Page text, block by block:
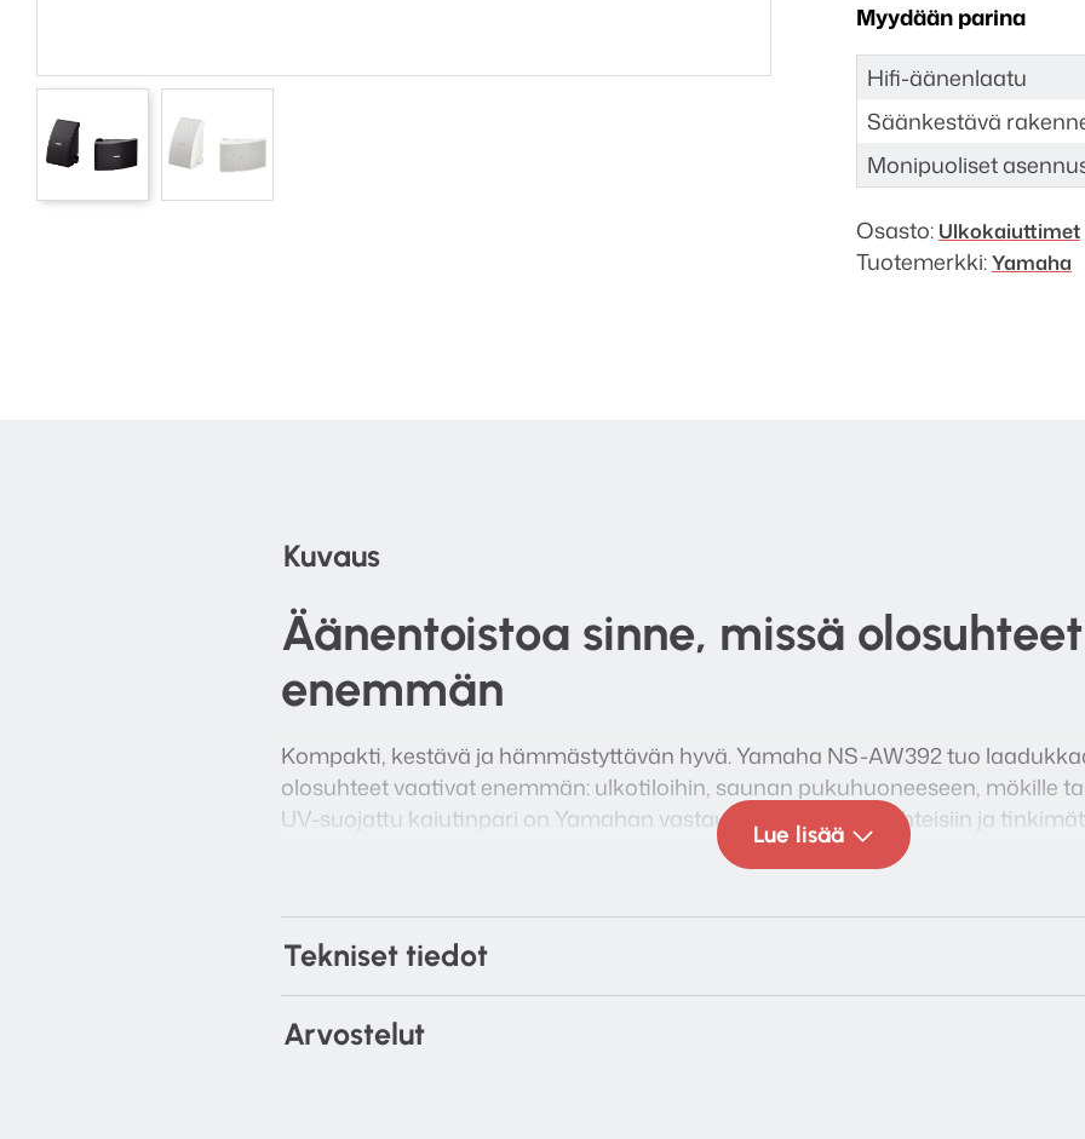
Myydään parina
Hifi-äänenlaatu
Säänkestävä
Monipuoliset
Osasto: Ulkokaiuttimet
Tuotemerkki:Yamaha
Kuvaus
Äänentoistoa sinne, missä
enemmän
Kompakti, kestävä ja hämmästyttävän hyvä. Yamaha NS-AW392 tuo
olosuhteet vaativat enemmän: ulkotiloihin, saunan pukuhuoneeseen, mökille
UV-suojattu kaiutinpari on Yamahan vastaus pohjoisiin olosuhteisiin ja
Lue lisää
Tekniset tiedot
Arvostelut